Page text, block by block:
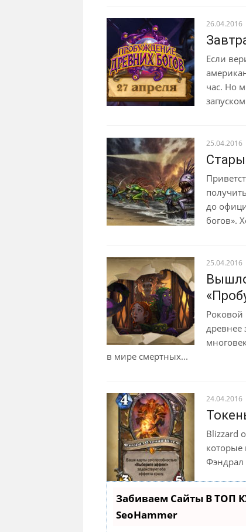
26.04.2016
Если
час. Но
25.04.2016
до
богов».
25.04.2016
Роковой
древнее
в мире смертных...
24.04.2016
Blizzard
которые
Фэндрал
Забиваем Сайты В ТОП
SeoHammer